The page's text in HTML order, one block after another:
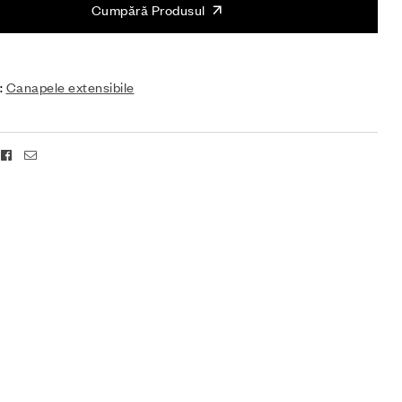
Cumpără Produsul
Canapele extensibile
Facebook
Email